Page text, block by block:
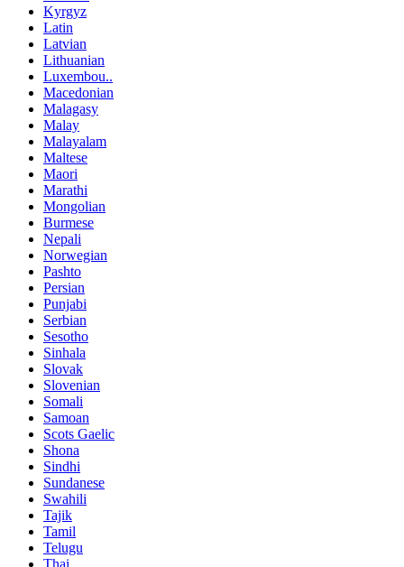
Kyrgyz
Latin
Latvian
Lithuanian
Luxembou..
Macedonian
Malagasy
Malay
Malayalam
Maltese
Maori
Marathi
Mongolian
Burmese
Nepali
Norwegian
Pashto
Persian
Punjabi
Serbian
Sesotho
Sinhala
Slovak
Slovenian
Somali
Samoan
Scots Gaelic
Shona
Sindhi
Sundanese
Swahili
Tajik
Tamil
Telugu
Thai